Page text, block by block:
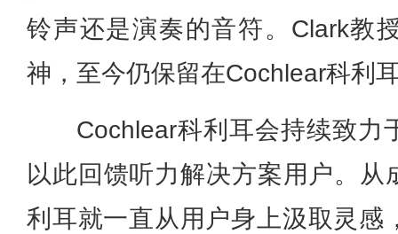
铃声还是演奏的音符。Clark教
神，至今仍保留在Cochlear科利
Cochlear科利耳会持续致力
以此回馈听力解决方案用户。从
利耳就一直从用户身上汲取灵感